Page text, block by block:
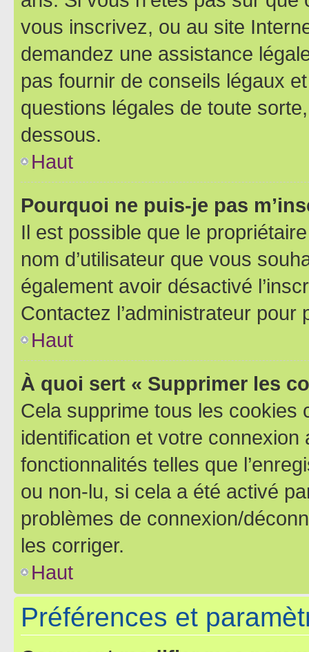
vous inscrivez, ou au site
demandez une assistance
pas fournir de conseils légaux
questions légales de toute
dessous.
Haut
Pourquoi ne puis-je pas
Il est possible que le
nom d’utilisateur que vous
également avoir désactivé
Contactez l’administrateur
Haut
À quoi sert « Supprimer les
Cela supprime tous les cookies
identification et votre
fonctionnalités telles que
ou non-lu, si cela a été activé
problèmes de connexion/
les corriger.
Haut
Préférences et